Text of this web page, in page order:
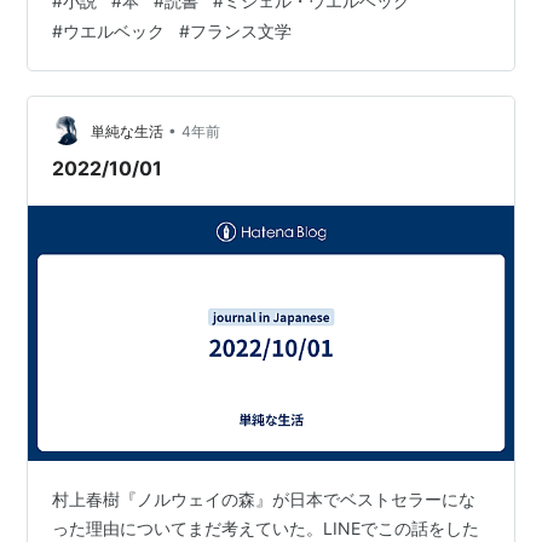
のかさえまだ判断できない行き詰まった状況だ。これか
らこの事件の全容を解明する過程が描かれていくのだろ
うなと思っていたのだが、そうではなかった。 テロ組織
からのメッセージの中には、フランスの経済大臣に言及
するものがあったのだが、その後はこの経済大臣の秘書
官である主人公の生活が描かれていく。主人公は…
#ウエルベック #フランス文学
単純な生活 • 4年前
2022/10/01
村上春樹『ノルウェイの森』が日本でベストセラーにな
った理由についてまだ考えていた。LINEでこの話をした